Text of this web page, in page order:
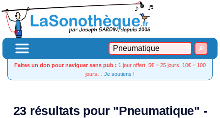
Faites un don pour naviguer sans pub : 1 jour offert, 5€ = 25 jours, 10€ = 100
jours… Je soutiens !
23 résultats pour "Pneumatique" -